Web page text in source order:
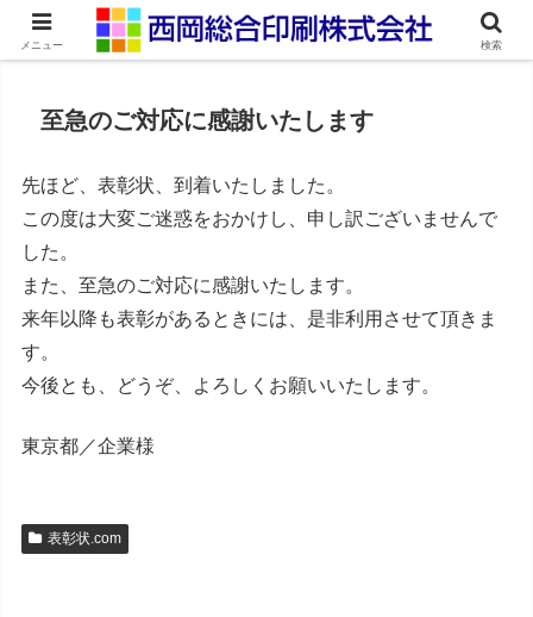
ネット印刷通販・オンデマンド印刷
至急のご対応に感謝いたします
先ほど、表彰状、到着いたしました。
この度は大変ご迷惑をおかけし、申し訳ございませんで
した。
また、至急のご対応に感謝いたします。
来年以降も表彰があるときには、是非利用させて頂きま
す。
今後とも、どうぞ、よろしくお願いいたします。
東京都／企業様
表彰状.com
メニュー 検索